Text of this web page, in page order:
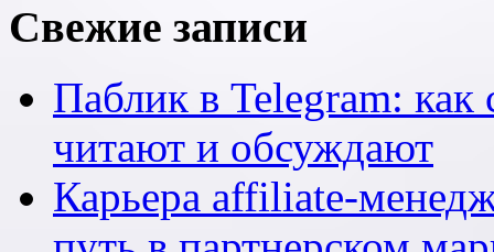
Свежие записи
Паблик в Telegram: как
читают и обсуждают
Карьера affiliate-